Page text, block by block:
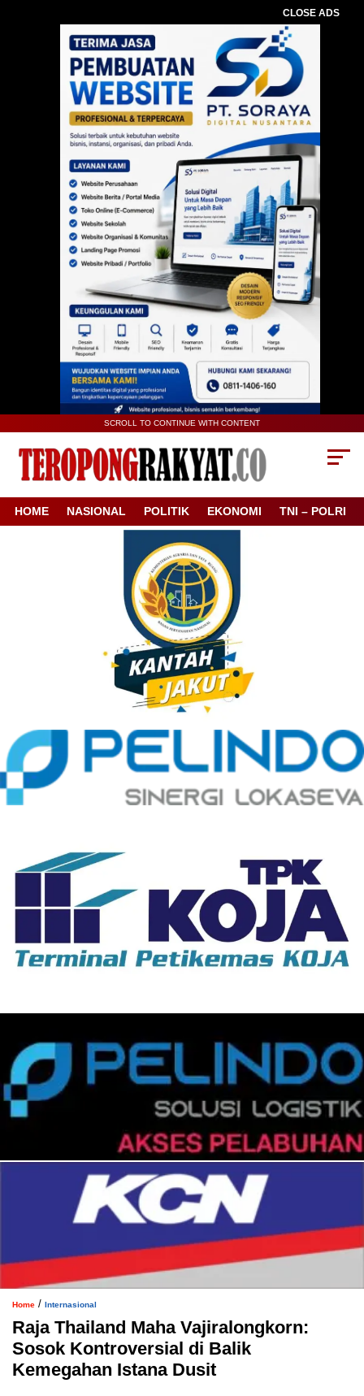
CLOSE ADS
SCROLL TO CONTINUE WITH CONTENT
HOME NASIONAL POLITIK EKONOMI TNI – POLRI
Home / Internasional
Raja Thailand Maha Vajiralongkorn:
Sosok Kontroversial di Balik
Kemegahan Istana Dusit